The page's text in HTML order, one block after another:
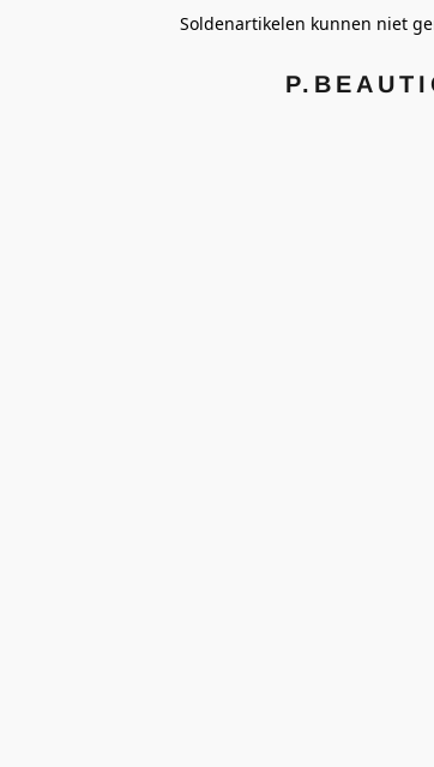
Soldenartikelen kunnen niet